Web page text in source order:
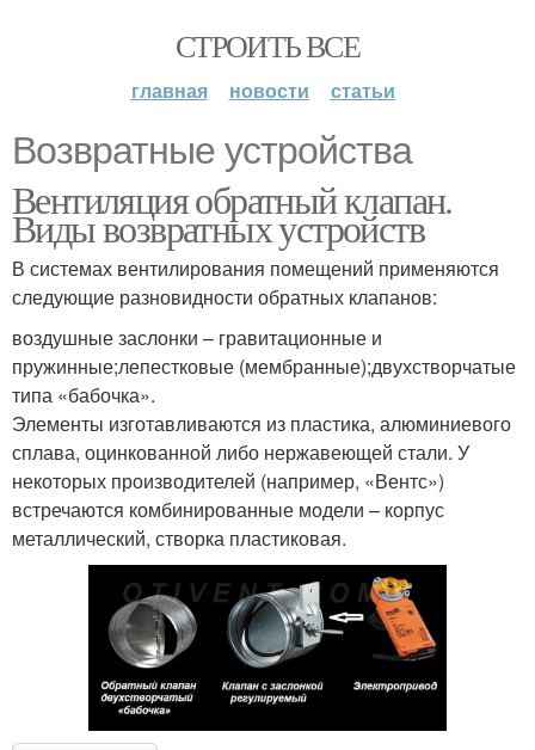
СТРОИТЬ ВСЕ
главная новости статьи
Возвратные устройства
Вентиляция обратный клапан.
Виды возвратных устройств
В системах вентилирования помещений применяются
следующие разновидности обратных клапанов:
воздушные заслонки – гравитационные и
пружинные;лепестковые (мембранные);двухстворчатые
типа «бабочка».
Элементы изготавливаются из пластика, алюминиевого
сплава, оцинкованной либо нержавеющей стали. У
некоторых производителей (например, «Вентс»)
встречаются комбинированные модели – корпус
металлический, створка пластиковая.